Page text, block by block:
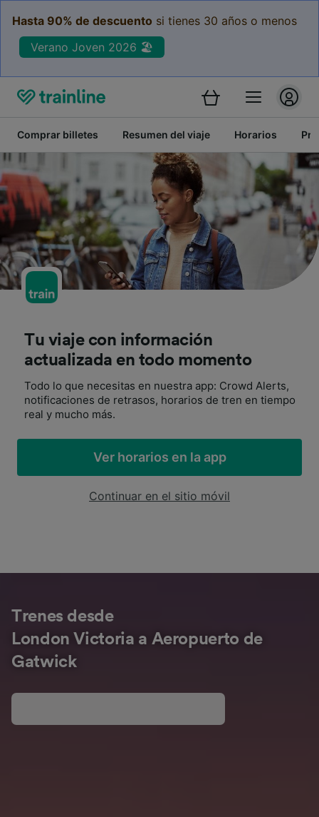
Hasta 90% de descuento si tienes 30 años o menos
Verano Joven 2026 🏖️
Comprar billetes Resumen del viaje Horarios
Tu viaje con información
actualizada en todo momento
Todo lo que necesitas en nuestra app: Crowd Alerts,
notificaciones de retrasos, horarios de tren en tiempo
real y mucho más.
Ver horarios en la app
Continuar en el sitio móvil
Trenes desde
London Victoria a Aeropuerto de
Gatwick